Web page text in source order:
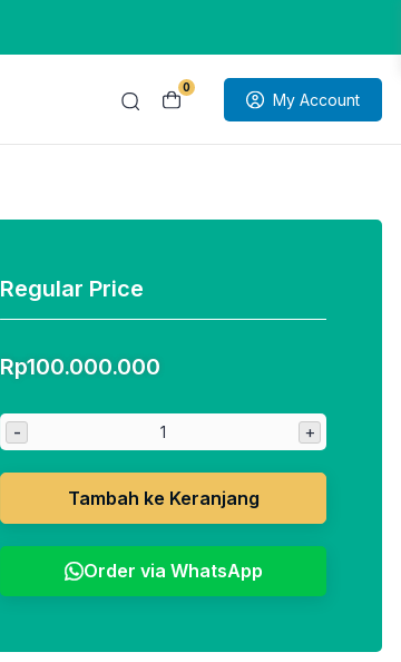
0
My Account
Regular Price
Rp100.000.000
- +
Tambah ke Keranjang
Order via WhatsApp